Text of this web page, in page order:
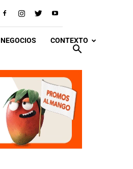
NEGOCIOS CONTEXTO